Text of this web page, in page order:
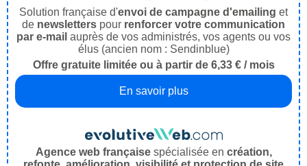
Solution française d'envoi de campagne d'emailing et
de newsletters pour renforcer votre communication
par e-mail auprès de vos administrés, vos agents ou vos
élus (ancien nom : Sendinblue)
Offre gratuite limitée ou à partir de 6,33 € / mois
En savoir plus
Agence web françaisespécialisée en création,